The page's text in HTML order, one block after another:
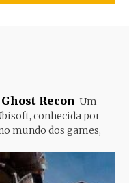
Recon Um
conhecida por
mundo dos games,